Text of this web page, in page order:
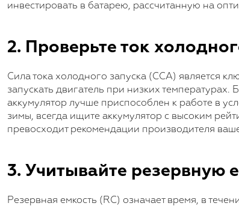
инвестировать в батарею, рассчитанную на
2. Проверьте ток
Сила тока холодного запуска (CCA) является
запускать двигатель при низких температурах.
аккумулятор лучше приспособлен к работе в
зимы, всегда ищите аккумулятор с высоким
превосходит рекомендации производителя
3. Учитывайте резервную
Резервная емкость (RC) означает время, в